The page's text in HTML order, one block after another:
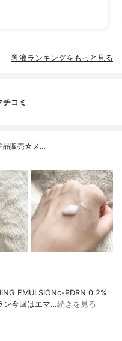
乳液ランキングをもっと見る
チコミ
品販売☆メ…
EMULSIONc-PDRN 0.2%⁡
今回はエマ…続きを見る